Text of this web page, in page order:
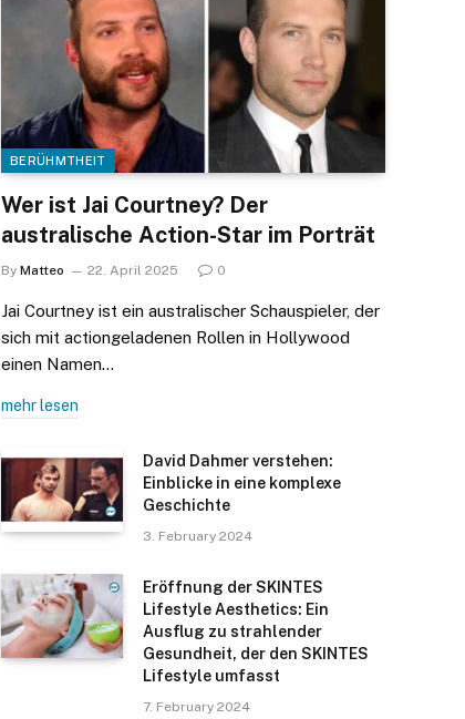
BERÜHMTHEIT
Wer ist Jai Courtney? Der
australische Action-Star im Porträt
By Matteo 22. April 2025 0
Jai Courtney ist ein australischer Schauspieler, der
sich mit actiongeladenen Rollen in Hollywood
einen Namen…
mehr lesen
David Dahmer verstehen:
Einblicke in eine komplexe
Geschichte
3. February 2024
Eröffnung der SKINTES
Lifestyle Aesthetics: Ein
Ausflug zu strahlender
Gesundheit, der den SKINTES
Lifestyle umfasst
7. February 2024